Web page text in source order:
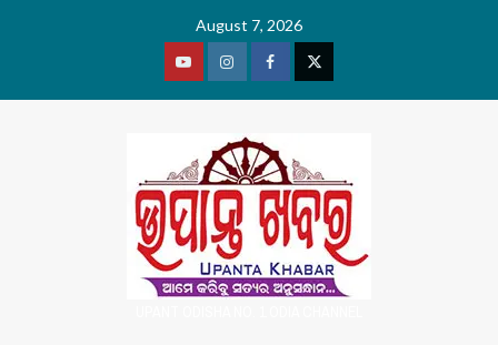
August 7, 2026
YoutubeVimeoFacebookTwitter